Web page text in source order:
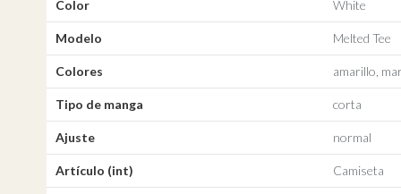
Color White
Modelo Melted Tee
Colores amarillo,
Tipo de manga corta
Ajuste normal
Artículo (int) Camiseta